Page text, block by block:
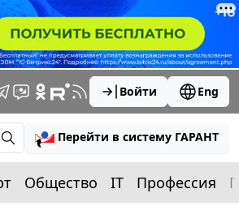
Войти Eng
Перейти в систему ГАРАНТ
Общество IT Профессия